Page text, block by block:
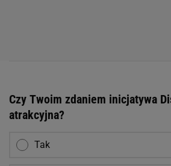
Czy Twoim zdaniem inicjatywa
atrakcyjna?
Tak